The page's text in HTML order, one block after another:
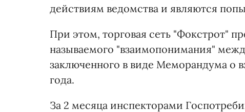
действиям ведомства и являются
При этом, торговая сеть "Фокстрот"
называемого "взаимопонимания"
заключенного в виде Меморандума о
года.
За 2 месяца инспекторами